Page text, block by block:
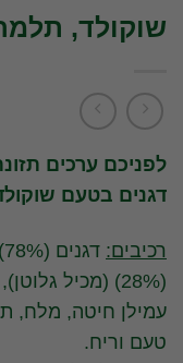
שוקולד,
לפניכם ערכים
דגנים בטעם
רכיבים:
(28%) (מכיל
עמילן חיטה, מלח,
טעם וריח.